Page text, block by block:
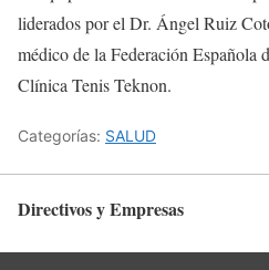
liderados por el Dr. Ángel Ruiz
médico de la Federación Española
Clínica Tenis Teknon.
Categorías: SALUD
Directivos y Empresas